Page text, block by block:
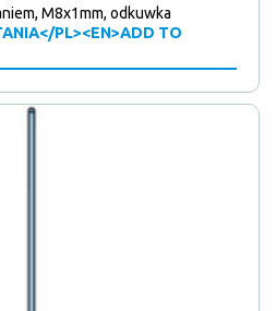
M8x1mm, odkuwka
PL><EN>ADD TO